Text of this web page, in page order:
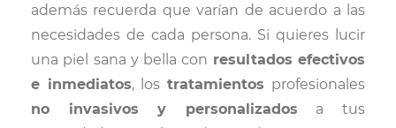
además recuerda que varían de acuerdo a las
necesidades de cada persona. Si quieres lucir
una piel sana y bella con resultados efectivos
e inmediatos, los tratamientos profesionales
no invasivos y personalizados a tus